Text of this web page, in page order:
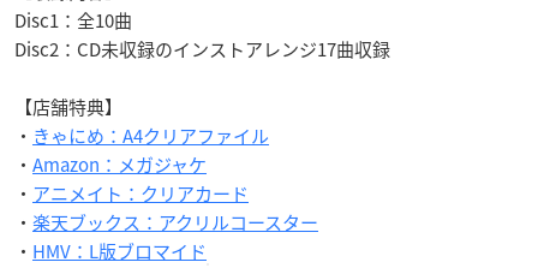
Disc1：全10曲
Disc2：CD未収録のインストアレンジ17曲収録
【店舗特典】
・ きゃにめ：A4クリアファイル
・ Amazon：メガジャケ
・ アニメイト：クリアカード
・ 楽天ブックス：アクリルコースター
・ HMV：L版ブロマイド